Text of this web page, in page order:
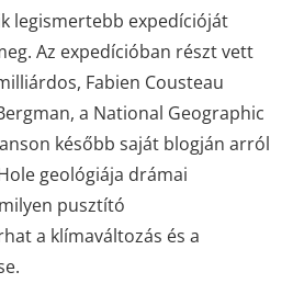
legismertebb expedícióját
Az expedícióban részt vett
Fabien Cousteau
a National Geographic
később saját blogján arról
geológiája drámai
pusztító
a klímaváltozás és a